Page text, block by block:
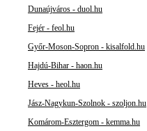
Dunaújváros - duol.hu
Fejér - feol.hu
Győr-Moson-Sopron - kisalfold.hu
Hajdú-Bihar - haon.hu
Heves - heol.hu
Jász-Nagykun-Szolnok - szoljon.hu
Komárom-Esztergom - kemma.hu